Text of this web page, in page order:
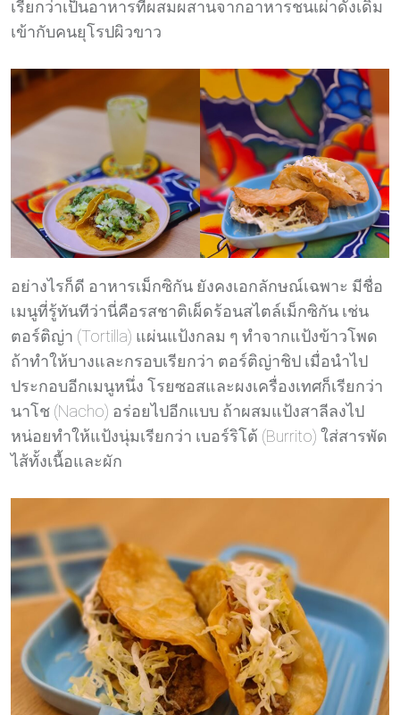
เรียกว่าเป็นอาหารที่ผสมผสานจากอาหารชนเผ่าดั้งเดิม
เข้ากับคนยุโรปผิวขาว
อย่างไรก็ดี อาหารเม็กซิกัน ยังคงเอกลักษณ์เฉพาะ มีชื่อ
เมนูที่รู้ทันทีว่านี่คือรสชาติเผ็ดร้อนสไตล์เม็กซิกัน เช่น
ตอร์ติญ่า (Tortilla) แผ่นแป้งกลม ๆ ทำจากแป้งข้าวโพด
ถ้าทำให้บางและกรอบเรียกว่า ตอร์ติญ่าชิป เมื่อนำไป
ประกอบอีกเมนูหนึ่ง โรยซอสและผงเครื่องเทศก็เรียกว่า
นาโช (Nacho) อร่อยไปอีกแบบ ถ้าผสมแป้งสาลีลงไป
หน่อยทำให้แป้งนุ่มเรียกว่า เบอร์ริโต้ (Burrito) ใส่สารพัด
ไส้ทั้งเนื้อและผัก